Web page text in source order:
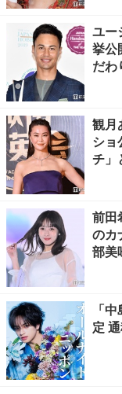
ユー
挙公
だわ
観月
ショ
チ」
前田
のカ
部美
「
定